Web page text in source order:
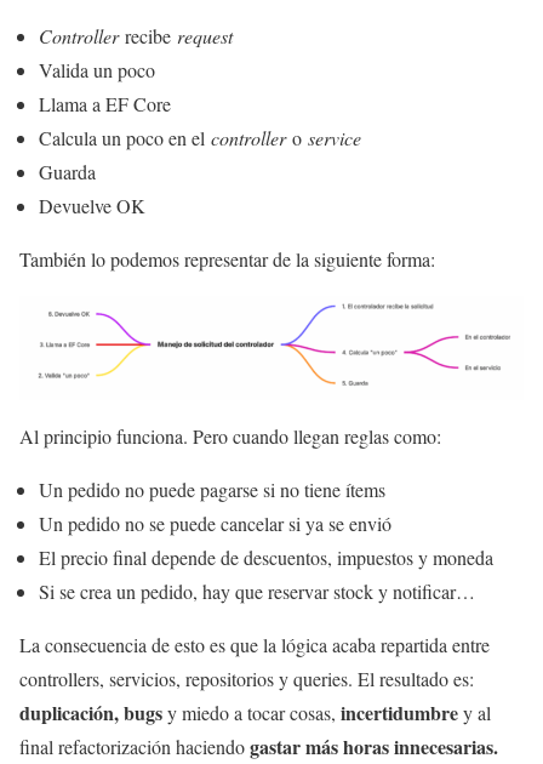
Controllerrecibe request
Valida un poco
Llama a EF Core
Calcula un poco en el controllero service
Guarda
Devuelve OK
También lo podemos representar de la siguiente forma:
Al principio funciona. Pero cuando llegan reglas como:
Un pedido no puede pagarse si no tiene ítems
Un pedido no se puede cancelar si ya se envió
El precio final depende de descuentos, impuestos y moneda
Si se crea un pedido, hay que reservar stock y notificar…
La consecuencia de esto es que la lógica acaba repartida entre
controllers, servicios, repositorios y queries. El resultado es:
duplicación, bugsy miedo a tocar cosas, incertidumbrey al
final refactorización haciendogastar más horas innecesarias.